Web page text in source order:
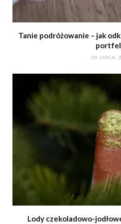
Tanie podróżowanie – jak
20 LIPCA,
Lody czekoladowo-